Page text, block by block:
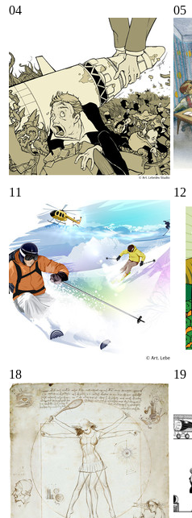
04 05
11 12
18 19